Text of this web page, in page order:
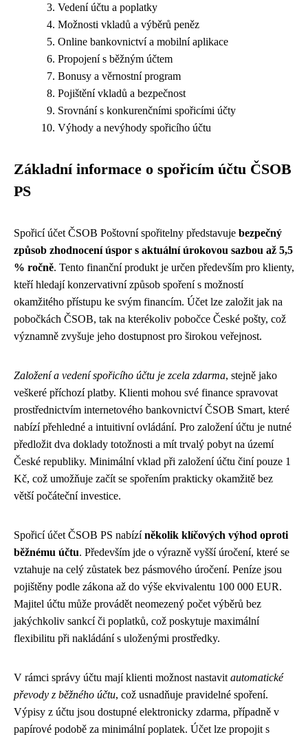
Vedení účtu a poplatky
Možnosti vkladů a výběrů peněz
Online bankovnictví a mobilní aplikace
Propojení s běžným účtem
Bonusy a věrnostní program
Pojištění vkladů a bezpečnost
Srovnání s konkurenčními spořicími účty
Výhody a nevýhody spořicího účtu
Základní informace o spořicím účtu ČSOB
PS
Spořicí účet ČSOB Poštovní spořitelny představuje bezpečný
způsob zhodnocení úspor s aktuální úrokovou sazbou až 5,5
% ročně. Tento finanční produkt je určen především pro klienty,
kteří hledají konzervativní způsob spoření s možností
okamžitého přístupu ke svým financím. Účet lze založit jak na
pobočkách ČSOB, tak na kterékoliv pobočce České pošty, což
významně zvyšuje jeho dostupnost pro širokou veřejnost.
Založení a vedení spořicího účtu je zcela zdarma, stejně jako
veškeré příchozí platby. Klienti mohou své finance spravovat
prostřednictvím internetového bankovnictví ČSOB Smart, které
nabízí přehledné a intuitivní ovládání. Pro založení účtu je nutné
předložit dva doklady totožnosti a mít trvalý pobyt na území
České republiky. Minimální vklad při založení účtu činí pouze 1
Kč, což umožňuje začít se spořením prakticky okamžitě bez
větší počáteční investice.
Spořicí účet ČSOB PS nabízíněkolik klíčových výhod oproti
běžnému účtu. Především jde o výrazně vyšší úročení, které se
vztahuje na celý zůstatek bez pásmového úročení. Peníze jsou
pojištěny podle zákona až do výše ekvivalentu 100 000 EUR.
Majitel účtu může provádět neomezený počet výběrů bez
jakýchkoliv sankcí či poplatků, což poskytuje maximální
flexibilitu při nakládání s uloženými prostředky.
V rámci správy účtu mají klienti možnost nastavit automatické
převody z běžného účtu, což usnadňuje pravidelné spoření.
Výpisy z účtu jsou dostupné elektronicky zdarma, případně v
papírové podobě za minimální poplatek. Účet lze propojit s